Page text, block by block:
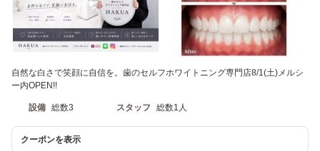
自然な白さで笑顔に自信を。歯のセルフホワイトニング専門店8/1(土)メルシ
ー内OPEN!!
設備 総数3 スタッフ 総数1人
クーポンを表示